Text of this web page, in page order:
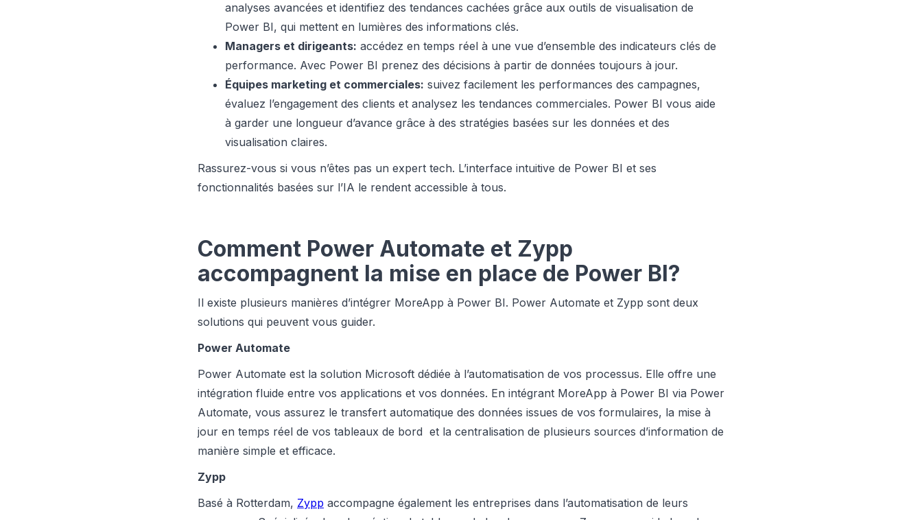
analyses avancées et identifiez des tendances cachées grâce aux outils de visualisation de
Power BI, qui mettent en lumières des informations clés.
Managers et dirigeants: accédez en temps réel à une vue d’ensemble des indicateurs clés de
performance. Avec Power BI prenez des décisions à partir de données toujours à jour.
Équipes marketing et commerciales: suivez facilement les performances des campagnes,
évaluez l’engagement des clients et analysez les tendances commerciales. Power BI vous aide
à garder une longueur d’avance grâce à des stratégies basées sur les données et des
visualisation claires.
Rassurez-vous si vous n’êtes pas un expert tech. L’interface intuitive de Power BI et ses
fonctionnalités basées sur l’IA le rendent accessible à tous.
Comment Power Automate et Zypp
accompagnent la mise en place de Power BI?
Il existe plusieurs manières d’intégrer MoreApp à Power BI. Power Automate et Zypp sont deux
solutions qui peuvent vous guider.
Power Automate
Power Automate est la solution Microsoft dédiée à l’automatisation de vos processus. Elle offre une
intégration fluide entre vos applications et vos données. En intégrant MoreApp à Power BI via Power
Automate, vous assurez le transfert automatique des données issues de vos formulaires, la mise à
jour en temps réel de vos tableaux de bord et la centralisation de plusieurs sources d’information de
manière simple et efficace.
Zypp
Basé à Rotterdam, Zypp accompagne également les entreprises dans l’automatisation de leurs